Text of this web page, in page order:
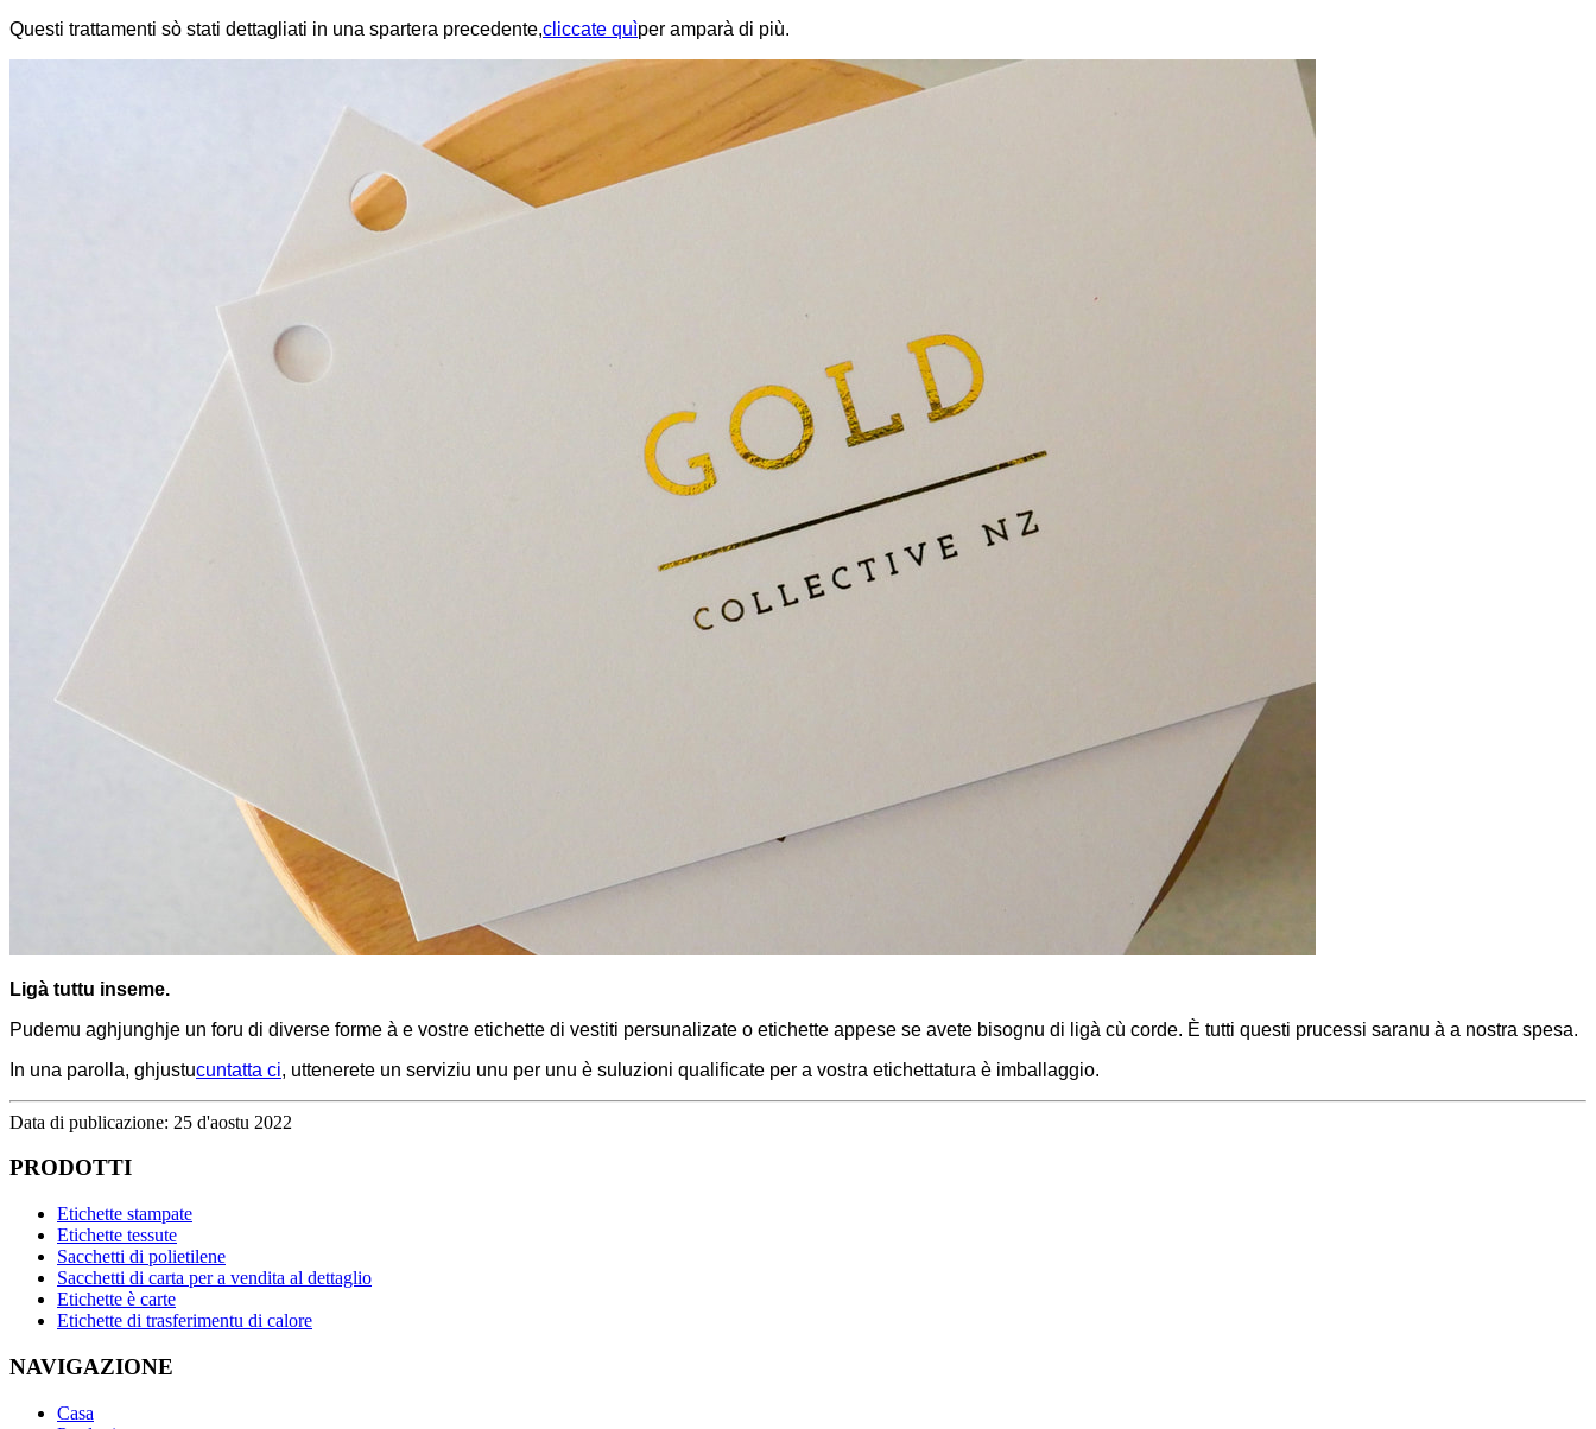
Questi trattamenti sò stati dettagliati in una spartera precedente,cliccate quìper amparà di più.
Ligà tuttu inseme.
Pudemu aghjunghje un foru di diverse forme à e vostre etichette di vestiti persunalizate o etichette appese se avete bisognu di ligà cù corde. È tutti questi prucessi saranu à a nostra spesa.
In una parolla, ghjustucuntatta ci, uttenerete un serviziu unu per unu è suluzioni qualificate per a vostra etichettatura è imballaggio.
Data di publicazione: 25 d'aostu 2022
PRODOTTI
Etichette stampate
Etichette tessute
Sacchetti di polietilene
Sacchetti di carta per a vendita al dettaglio
Etichette è carte
Etichette di trasferimentu di calore
NAVIGAZIONE
Casa